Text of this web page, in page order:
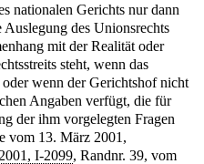
nationalen Gerichts nur dann
des Unionsrechts
mit der Realität oder
steht, wenn das
wenn der Gerichtshof nicht
Angaben verfügt, die für
der ihm vorgelegten Fragen
vom 13. März 2001,
I-2099, Randnr. 39, vom